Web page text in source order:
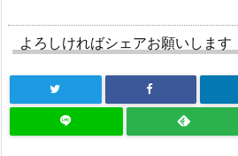
よろしければシェアお願いします